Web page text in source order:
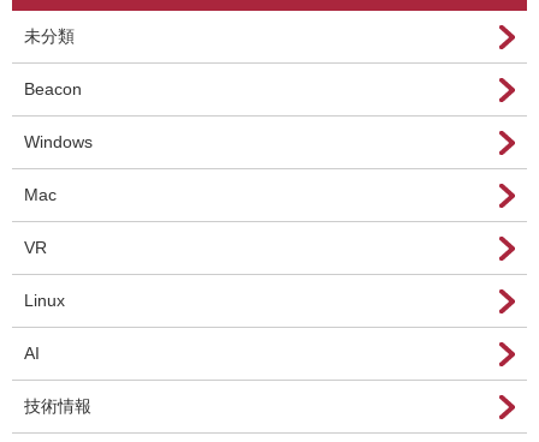
未分類
Beacon
Windows
Mac
VR
Linux
AI
技術情報